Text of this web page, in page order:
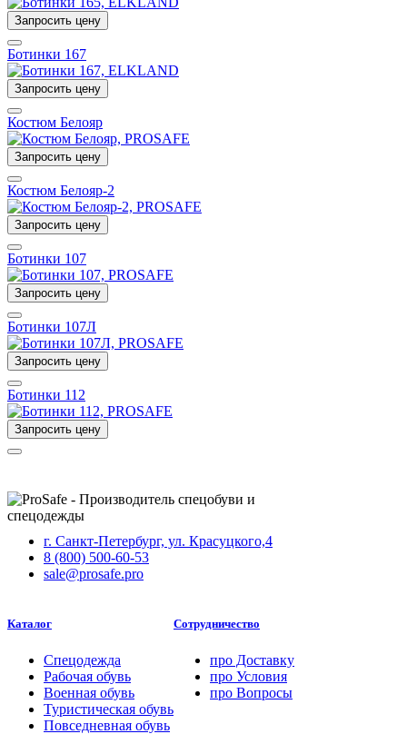
Запросить цену
Ботинки 167
Запросить цену
Костюм Белояр
Запросить цену
Костюм Белояр-2
Запросить цену
Ботинки 107
Запросить цену
Ботинки 107Л
Запросить цену
Ботинки 112
Запросить цену
г. Санкт-Петербург, ул. Красуцкого,4
8 (800) 500-60-53
sale@prosafe.pro
Каталог
Спецодежда
Рабочая обувь
Военная обувь
Туристическая обувь
Повседневная обувь
Сотрудничество
про Доставку
про Условия
про Вопросы